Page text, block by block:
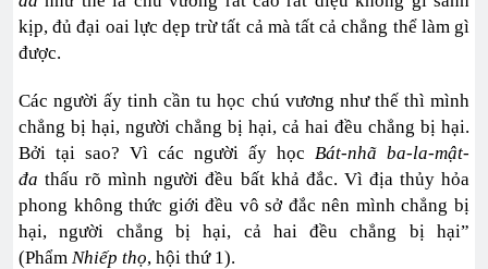
kịp, đủ đại oai lực dẹp trừ tất cả mà tất cả chẳng thể làm gì
được.
Các người ấy tinh cần tu học chú vương như thế thì mình
chẳng bị hại, người chẳng bị hại, cả hai đều chẳng bị hại.
Bởi tại sao? Vì các người ấy học Bát-nhã ba-la-mật-
đathấu rõ mình người đều bất khả đắc. Vì địa thủy hỏa
phong không thức giới đều vô sở đắc nên mình chẳng bị
hại, người chẳng bị hại, cả hai đều chẳng bị hại”
(Phẩm Nhiếp thọ, hội thứ 1).